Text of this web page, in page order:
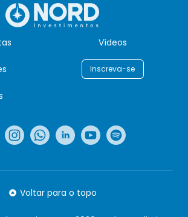
Vídeos
Inscreva-se
Voltar para o topo